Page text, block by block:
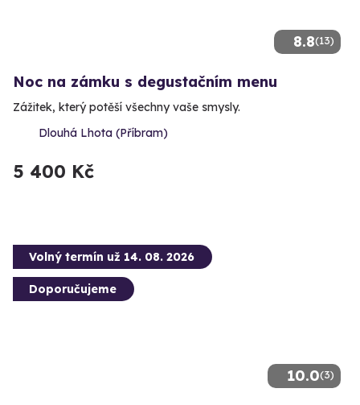
8.8(13)
Noc na zámku s degustačním menu
Zážitek, který potěší všechny vaše smysly.
Dlouhá Lhota (Příbram)
5 400 Kč
10.0(3)
Volný termín už 14. 08. 2026
Doporučujeme